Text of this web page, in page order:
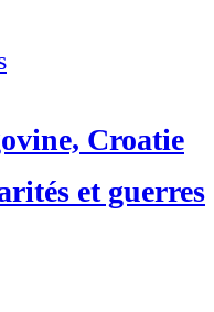
Croatie
et guerres